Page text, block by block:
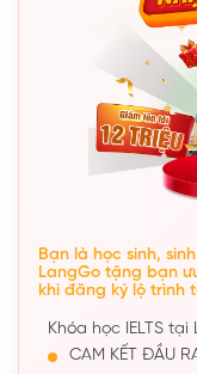
Bạn là học sinh,
LangGo tặng bạn
khi đăng ký lộ trình
Khóa học IELTS
CAM KẾT ĐẦU